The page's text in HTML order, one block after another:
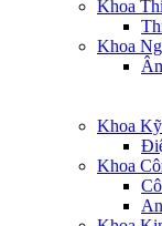
Khoa
Khoa
Khoa
Khoa